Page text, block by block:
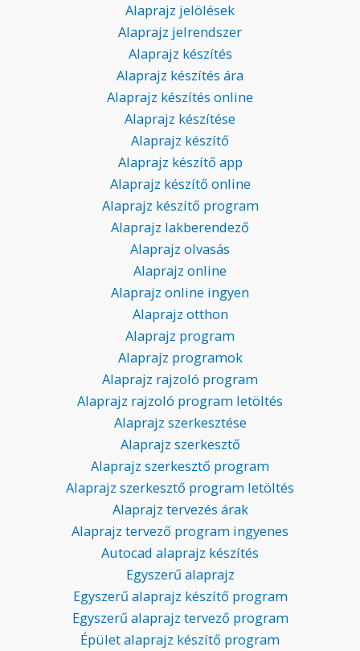
Alaprajz jelölések
Alaprajz jelrendszer
Alaprajz készítés
Alaprajz készítés ára
Alaprajz készítés online
Alaprajz készítése
Alaprajz készítő
Alaprajz készítő app
Alaprajz készítő online
Alaprajz készítő program
Alaprajz lakberendező
Alaprajz olvasás
Alaprajz online
Alaprajz online ingyen
Alaprajz otthon
Alaprajz program
Alaprajz programok
Alaprajz rajzoló program
Alaprajz rajzoló program letöltés
Alaprajz szerkesztése
Alaprajz szerkesztő
Alaprajz szerkesztő program
Alaprajz szerkesztő program letöltés
Alaprajz tervezés árak
Alaprajz tervező program ingyenes
Autocad alaprajz készítés
Egyszerű alaprajz
Egyszerű alaprajz készítő program
Egyszerű alaprajz tervező program
Épület alaprajz készítő program